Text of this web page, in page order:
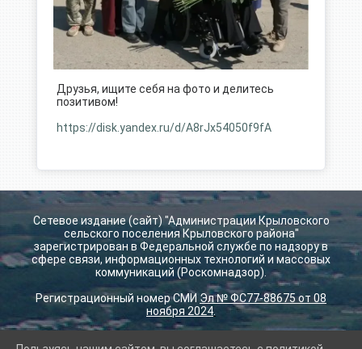
Друзья, ищите себя на фото и делитесь
позитивом!
https://disk.yandex.ru/d/A8rJx54050f9fA
Сетевое издание (сайт) "Администрации Крыловского
сельского поселения Крыловского района"
зарегистрирован в Федеральной службе по надзору в
сфере связи, информационных технологий и массовых
коммуникаций (Роскомнадзор).
Регистрационный номер СМИ Эл № ФС77-88675 от 08
ноября 2024.